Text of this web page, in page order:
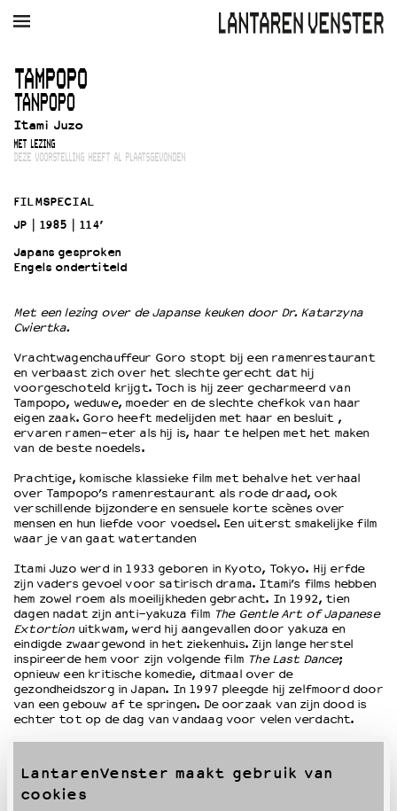
LantarenVenster maakt gebruik van
cookies
AGENDA FILM
Winkelmandje
Zoek
PLAN JE BEZOEK
Bereikbaarheid
Kaartverkoop
Schoolvoorstellingen
Filmprogramma’s Primair Onderwijs
Filmprogramma’s VO/MBO
Speciale educatieprogramma’s
OVER LANTARENVENSTER
Werken bij
Wie is wie
Word vriend
Historie
Partners
Huisregels
Privacyverklaring
Integriteits- en gedragscode
Duurzaamheid
Culturele boycot Israël
Ruimte voor artistieke vrijheid – VNPF
TAMPOPO
TANPOPO
Itami Juzo
MET LEZING
DEZE VOORSTELLING HEEFT AL PLAATSGEVONDEN
FILMSPECIAL
JP
1985
114’
Japans gesproken
Engels ondertiteld
Met een lezing over de Japanse keuken door Dr. Katarzyna
Cwiertka.
Vrachtwagenchauffeur Goro stopt bij een ramenrestaurant
en verbaast zich over het slechte gerecht dat hij
voorgeschoteld krijgt. Toch is hij zeer gecharmeerd van
Tampopo, weduwe, moeder en de slechte chefkok van haar
eigen zaak. Goro heeft medelijden met haar en besluit ,
ervaren ramen-eter als hij is, haar te helpen met het maken
van de beste noedels.
Prachtige, komische klassieke film met behalve het verhaal
over Tampopo’s ramenrestaurant als rode draad, ook
verschillende bijzondere en sensuele korte scènes over
mensen en hun liefde voor voedsel. Een uiterst smakelijke film
waar je van gaat watertanden
Itami Juzo werd in 1933 geboren in Kyoto, Tokyo. Hij erfde
zijn vaders gevoel voor satirisch drama. Itami’s films hebben
hem zowel roem als moeilijkheden gebracht. In 1992, tien
dagen nadat zijn anti-yakuza film The Gentle Art of Japanese
Extortionuitkwam, werd hij aangevallen door yakuza en
eindigde zwaargewond in het ziekenhuis. Zijn lange herstel
inspireerde hem voor zijn volgende film The Last Dance;
opnieuw een kritische komedie, ditmaal over de
gezondheidszorg in Japan. In 1997 pleegde hij zelfmoord door
van een gebouw af te springen. De oorzaak van zijn dood is
echter tot op de dag van vandaag voor velen verdacht.